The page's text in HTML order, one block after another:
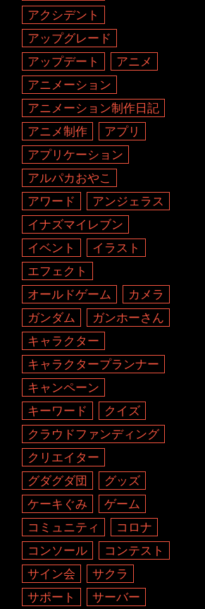
アクシデント
アップグレード
アップデート
アニメ
アニメーション
アニメーション制作日記
アニメ制作
アプリ
アプリケーション
アルパカおやこ
アワード
アンジェラス
イナズマイレブン
イベント
イラスト
エフェクト
オールドゲーム
カメラ
ガンダム
ガンホーさん
キャラクター
キャラクタープランナー
キャンペーン
キーワード
クイズ
クラウドファンディング
クリエイター
グダグダ団
グッズ
ケーキぐみ
ゲーム
コミュニティ
コロナ
コンソール
コンテスト
サイン会
サクラ
サポート
サーバー